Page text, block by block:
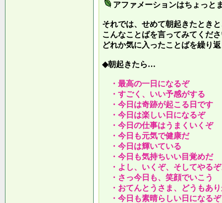
アファメーションはちょっと
それでは、せめて朝起きたとき
こんなことばを言ってみてくだ
どれか気に入ったことばを繰り
◆朝起きたら…
・最高の一日になるぞ
・すごく、いい予感がする
・今日は奇跡が起こる日です
・今日は楽しい日になるぞ
・今日の仕事はうまくいくぞ
・今日も元気で健康だ
・今日は輝いている
・今日も気持ちいい目覚めだ
・よし、いくぞ、そしてやる
・さっ今日も、笑顔でいこう
・おてんとうさま、どうもあ
・今日も素晴らしい日になるぞ